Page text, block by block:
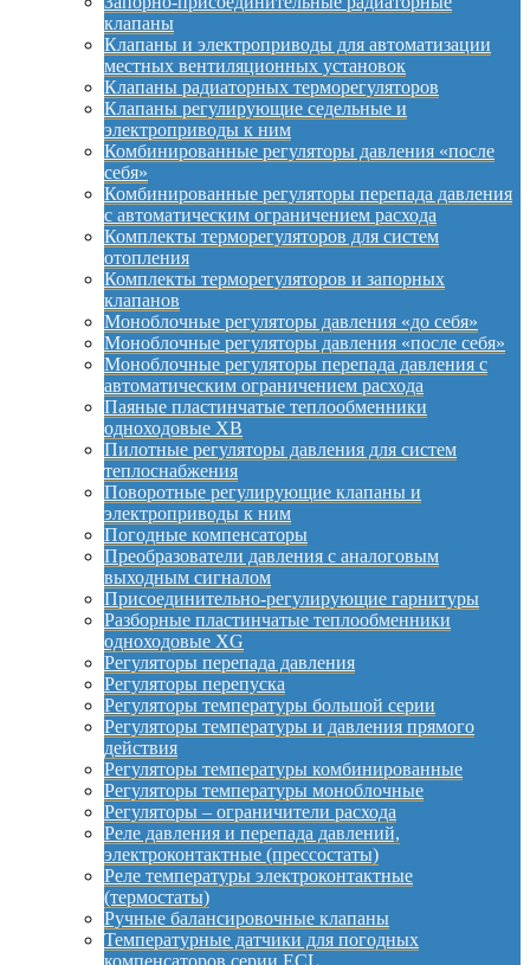
клапаны
Клапаны и электроприводы для автоматизации
местных вентиляционных установок
Клапаны радиаторных терморегуляторов
Клапаны регулирующие седельные и
электроприводы к ним
Комбинированные регуляторы давления «после
себя»
Комбинированные регуляторы перепада давления
с автоматическим ограничением расхода
Комплекты терморегуляторов для систем
отопления
Комплекты терморегуляторов и запорных
клапанов
Моноблочные регуляторы давления «до себя»
Моноблочные регуляторы давления «после себя»
Моноблочные регуляторы перепада давления с
автоматическим ограничением расхода
Паяные пластинчатые теплообменники
одноходовые XB
Пилотные регуляторы давления для систем
теплоснабжения
Поворотные регулирующие клапаны и
электроприводы к ним
Погодные компенсаторы
Преобразователи давления с аналоговым
выходным сигналом
Присоединительно-регулирующие гарнитуры
Разборные пластинчатые теплообменники
одноходовые XG
Регуляторы перепада давления
Регуляторы перепуска
Регуляторы температуры большой серии
Регуляторы температуры и давления прямого
действия
Регуляторы температуры комбинированные
Регуляторы температуры моноблочные
Регуляторы – ограничители расхода
Реле давления и перепада давлений,
электроконтактные (прессостаты)
Реле температуры электроконтактные
(термостаты)
Ручные балансировочные клапаны
Температурные датчики для погодных